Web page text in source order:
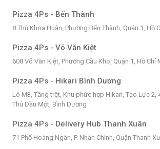
Pizza 4Ps - Bến Thành
8 Thủ Khoa Huân, Phường Bến Thành, Quận 1, Hồ
Pizza 4Ps - Võ Văn Kiệt
608 Võ Văn Kiệt, Phường Cầu Kho, Quận 1, Hồ Chí
Pizza 4Ps - Hikari Bình Dương
Lô M3, Tầng trệt, Khu phức hợp Hikari, Tạo Lực 2,
Thủ Dầu Một, Bình Dương
Pizza 4Ps - Delivery Hub Thanh Xuân
71 Phố Hoàng Ngân, P. Nhân Chính, Quận Thanh